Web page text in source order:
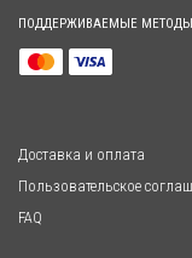
ПОДДЕРЖИВАЕМЫЕ
Доставка и оплата
Пользовательское
FAQ